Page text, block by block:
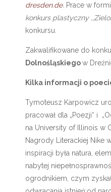
dresden.de. Prace w
konkurs plastyczny
konkursu.
Zakwalifikowane do
Dolnośląskiegow
Kilka informacji o
Tymoteusz Karpowicz
pracował dla „Poezji“ i
na University of Illinois w
Nagrody Literackiej Nike
inspiracji była natura,
nabytej
ogrodnikiem, czym